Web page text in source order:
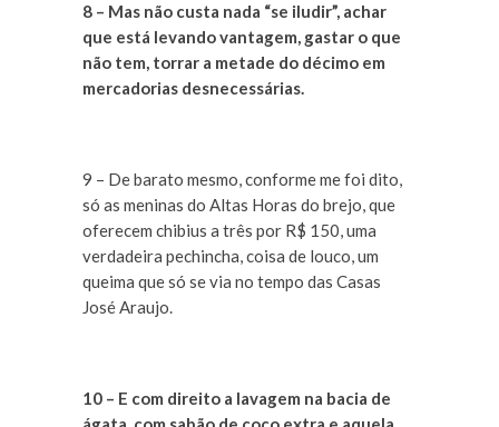
8 – Mas não custa nada “se iludir”, achar
que está levando vantagem, gastar o que
não tem, torrar a metade do décimo em
mercadorias desnecessárias.
9 – De barato mesmo, conforme me foi dito,
só as meninas do Altas Horas do brejo, que
oferecem chibius a três por R$ 150, uma
verdadeira pechincha, coisa de louco, um
queima que só se via no tempo das Casas
José Araujo.
10 – E com direito a lavagem na bacia de